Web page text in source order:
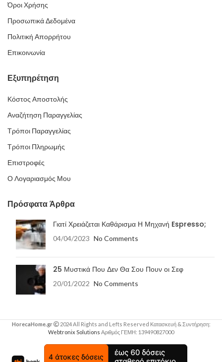
Όροι Χρήσης
Προσωπικά Δεδομένα
Πολιτική Απορρήτου
Επικοινωνία
Εξυπηρέτηση
Κόστος Αποστολής
Αναζήτηση Παραγγελίας
Τρόποι Παραγγελίας
Τρόποι Πληρωμής
Επιστροφές
Ο Λογαριασμός Μου
Πρόσφατα Άρθρα
Γιατί Χρειάζεται Καθάρισμα Η Μηχανή Espresso;
04/04/2023 No Comments
25 Μυστικά Που Δεν Θα Σου Πουν οι Σεφ
20/01/2022 No Comments
HorecaHome.gr
2024 All Rights and Lefts Reserved Κατασκευή & Συντήρηση:
Webtronix Solutions Αριθμός ΓΕΜΗ: 139490827000